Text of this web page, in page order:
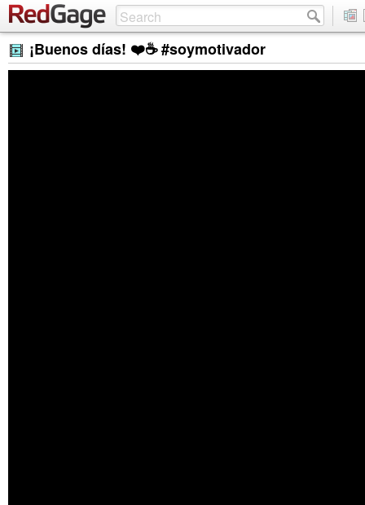
¡Buenos días! ❤️☕️ #soymotivador